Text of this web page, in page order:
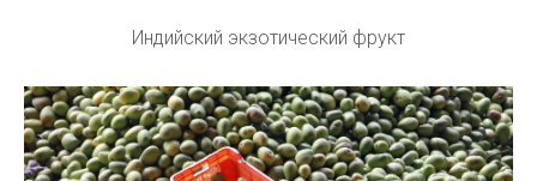
Индийский экзотический фрукт